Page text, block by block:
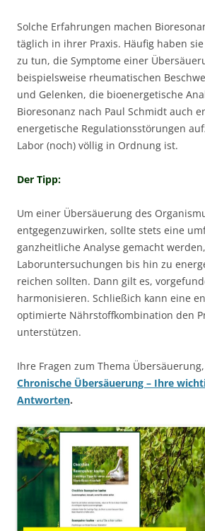
Solche Erfahrungen machen
täglich in ihrer Praxis. Häufig haben
zu tun, die Symptome einer
beispielsweise rheumatischen
und Gelenken, die bioenergetische
Bioresonanz nach Paul Schmidt auch
energetische Regulationsstörungen
Labor (noch) völlig in Ordnung ist.
Der Tipp:
Um einer Übersäuerung des
entgegenzuwirken, sollte stets eine
ganzheitliche Analyse gemacht
Laboruntersuchungen bis hin zu
reichen sollten. Dann gilt es,
harmonisieren. Schließich kann eine
optimierte Nährstoffkombination den
unterstützen.
Ihre Fragen zum Thema
Chronische Übersäuerung – Ihre
Antworten.